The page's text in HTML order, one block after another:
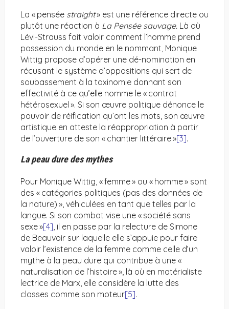
La « pensée straight» est une référence directe ou
plutôt une réaction à La Pensée sauvage. Là où
Lévi-Strauss fait valoir comment l’homme prend
possession du monde en le nommant, Monique
Wittig propose d’opérer une dé-nomination en
récusant le système d’oppositions qui sert de
soubassement à la taxinomie donnant son
effectivité à ce qu’elle nomme le « contrat
hétérosexuel ». Si son œuvre politique dénonce le
pouvoir de réification qu’ont les mots, son œuvre
artistique en atteste la réappropriation à partir
de l’ouverture de son « chantier littéraire »[3].
La peau dure des mythes
Pour Monique Wittig, « femme » ou « homme » sont
des « catégories politiques (pas des données de
la nature) », véhiculées en tant que telles par la
langue. Si son combat vise une « société sans
sexe »[4], il en passe par la relecture de Simone
de Beauvoir sur laquelle elle s’appuie pour faire
valoir l’existence de la femme comme celle d’un
mythe à la peau dure qui contribue à une «
naturalisation de l’histoire », là où en matérialiste
lectrice de Marx, elle considère la lutte des
classes comme son moteur[5].